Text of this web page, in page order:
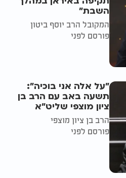
השבת״
המקובל הרב יוסף ביטון
פורסם לפני
"על אלה אני בוכיה":
תשעה באב עם הרב בן
ציון מוצפי שליט"א
הרב בן ציון מוצפי
פורסם לפני